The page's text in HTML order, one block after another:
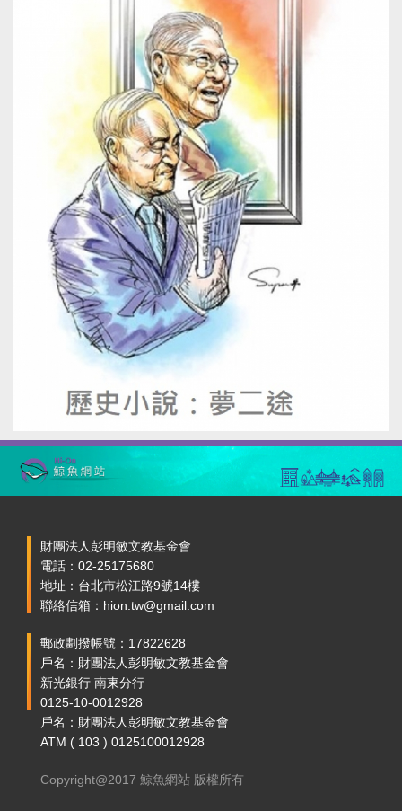
財團法人彭明敏文教基金會
電話：02-25175680
地址：台北市松江路9號14樓
聯絡信箱：hion.tw@gmail.com
郵政劃撥帳號：17822628
戶名：財團法人彭明敏文教基金會
新光銀行 南東分行
0125-10-0012928
戶名：財團法人彭明敏文教基金會
ATM ( 103 ) 0125100012928
Copyright@2017 鯨魚網站 版權所有